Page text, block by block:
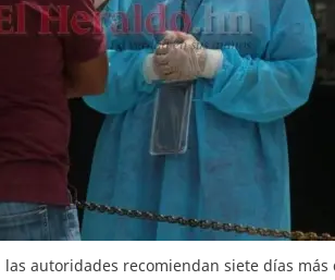
autoridades recomiendan siete días más